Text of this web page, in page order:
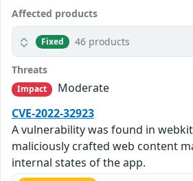
Affected products
Fixed 46 products
Threats
Impact
Moderate
CVE-2022-32923
A vulnerability was found in
maliciously crafted web content
internal states of the app.